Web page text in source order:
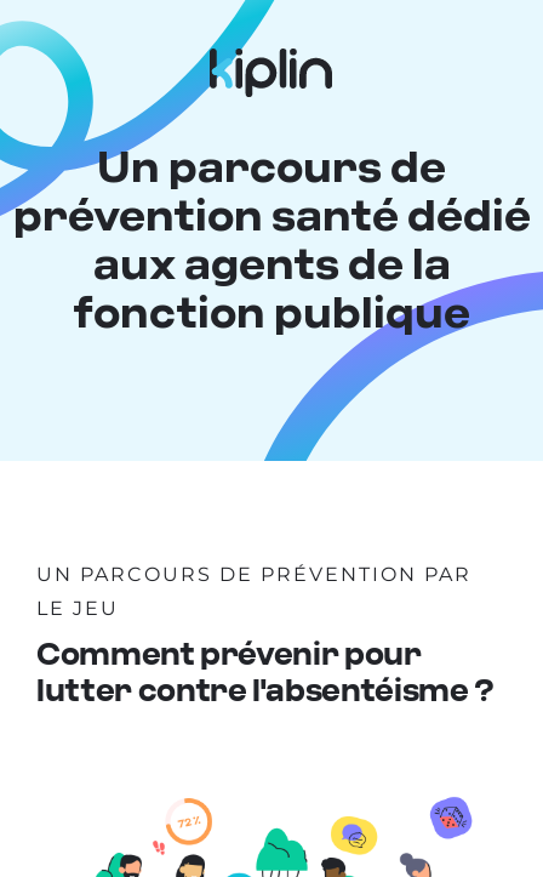
Un parcours de
prévention santé dédié
aux agents de la
fonction publique
UN PARCOURS DE PRÉVENTION PAR
LE JEU
Comment prévenir pour
lutter contre l'absentéisme ?